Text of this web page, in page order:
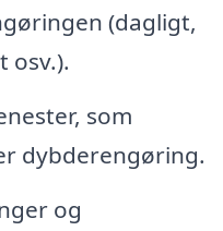
(dagligt,
osv.).
som
dybderengøring.
og